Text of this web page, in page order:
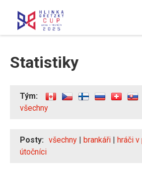
Statistiky
Tým:
všechny
Posty: všechny | brankáři | hráči v
útočníci